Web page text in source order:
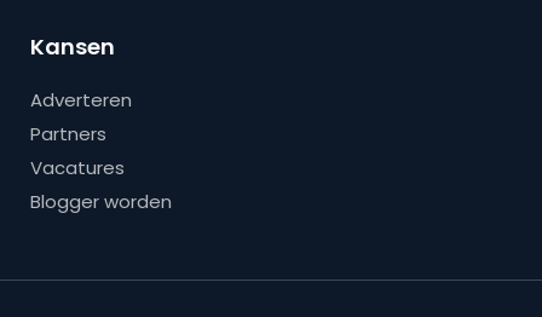
Kansen
Adverteren
Partners
Vacatures
Blogger worden